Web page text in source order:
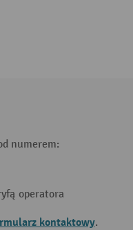
numerem:
operatora
kontaktowy.